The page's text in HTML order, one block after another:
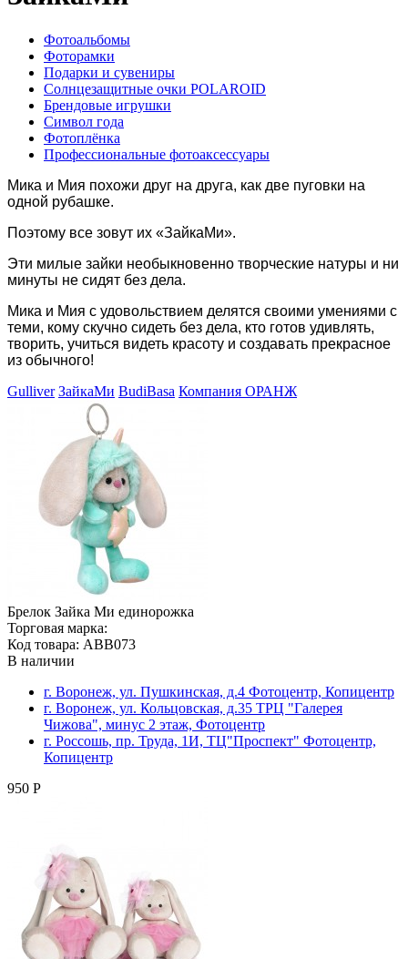
Фотоальбомы
Фоторамки
Подарки и сувениры
Солнцезащитные очки POLAROID
Брендовые игрушки
Символ года
Фотоплёнка
Профессиональные фотоаксессуары
Мика и Мия похожи друг на друга, как две пуговки на
одной рубашке.
Поэтому все зовут их «ЗайкаМи».
Эти милые зайки необыкновенно творческие натуры и ни
минуты не сидят без дела.
Мика и Мия с удовольствием делятся своими умениями с
теми, кому скучно сидеть без дела, кто готов удивлять,
творить, учиться видеть красоту и создавать прекрасное
из обычного!
Gulliver ЗайкаМи BudiBasa Компания ОРАНЖ
Брелок Зайка Ми единорожка
Торговая марка:
Код товара: ABB073
В наличии
г. Воронеж, ул. Пушкинская, д.4 Фотоцентр, Копицентр
г. Воронеж, ул. Кольцовская, д.35 ТРЦ "Галерея
Чижова", минус 2 этаж, Фотоцентр
г. Россошь, пр. Труда, 1И, ТЦ"Проспект" Фотоцентр,
Копицентр
950 Р